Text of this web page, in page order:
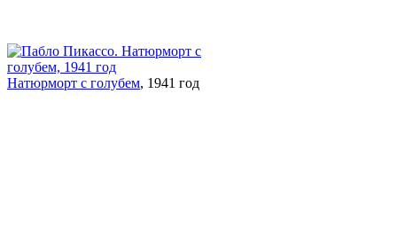
Натюрморт с голубем, 1941 год